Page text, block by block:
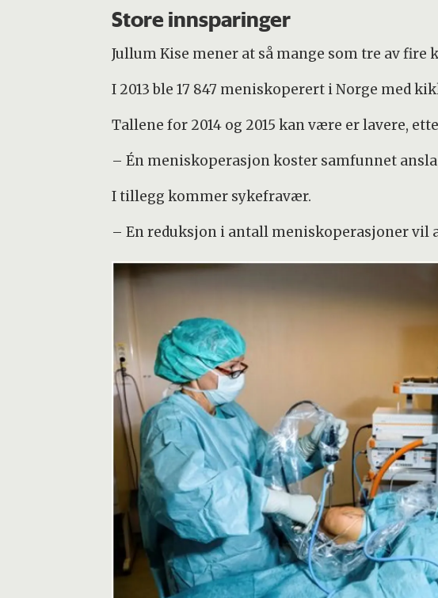
Store innsparinger
Jullum Kise mener at så mange som tre av
I 2013 ble 17 847 meniskoperert i Norge med
Tallene for 2014 og 2015 kan være er lavere,
– Én meniskoperasjon koster samfunnet
I tillegg kommer sykefravær.
– En reduksjon i antall meniskoperasjoner